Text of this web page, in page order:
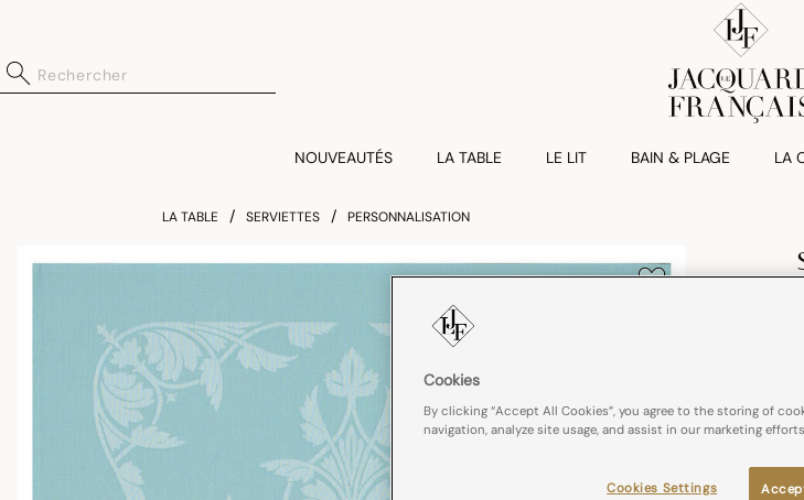
NOUVEAUTÉS LA TABLE LE LIT BAIN & PLAGE LA
LA TABLE SERVIETTES PERSONNALISATION
Cookies
By clicking “Accept All Cookies”, you agree to the storing of
navigation, analyze site usage, and assist in our marketing
Cookies Settings